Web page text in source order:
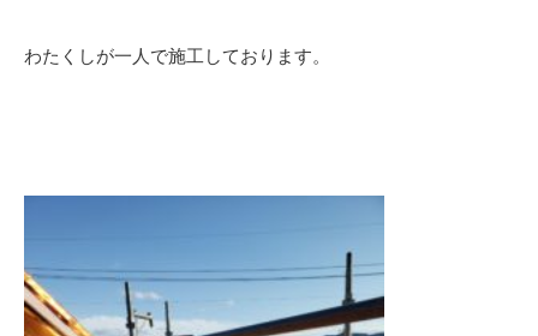
わたくしが一人で施工しております。